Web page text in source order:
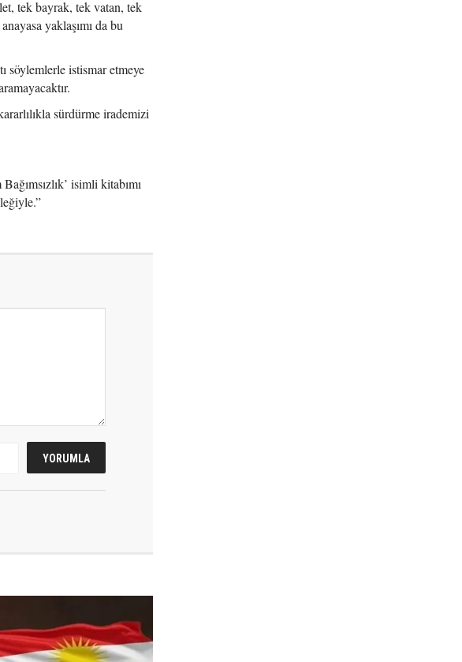
tek bayrak, tek vatan, tek
yaklaşımı da bu
söylemlerle istismar etmeye
sürdürme irademizi
isimli kitabımı